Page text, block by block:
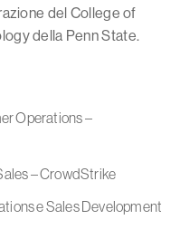
del College of
della Penn State.
Operations –
– CrowdStrike
e Sales Development